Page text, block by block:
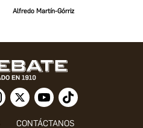
Alfredo Martín-Górriz
CONTÁCTANOS